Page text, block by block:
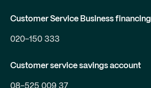
Customer Service Business financing
020-150 333
Customer service savings account
08-525 009 37